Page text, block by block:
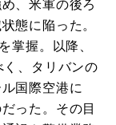
、米軍の後ろ
態に陥った。
掌握。以降、
、タリバンの
国際空港に
った。その目